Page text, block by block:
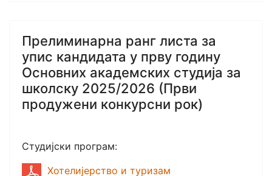
Прелиминарна ранг листа за
упис кандидата у прву годину
Основних академских студија за
школску 2025/2026 (Први
продужени конкурсни рок)
Студијски програм:
Хотелијерство и туризам